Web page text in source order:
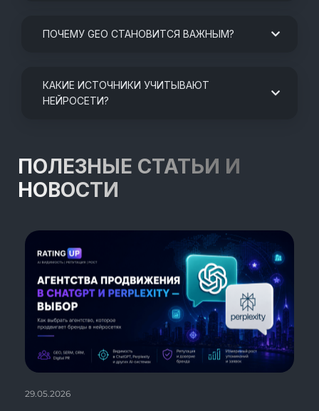
ПОЧЕМУ GEO СТАНОВИТСЯ ВАЖНЫМ?
КАКИЕ ИСТОЧНИКИ УЧИТЫВАЮТ
НЕЙРОСЕТИ?
ПОЛЕЗНЫЕ СТАТЬИ И
НОВОСТИ
29.05.2026